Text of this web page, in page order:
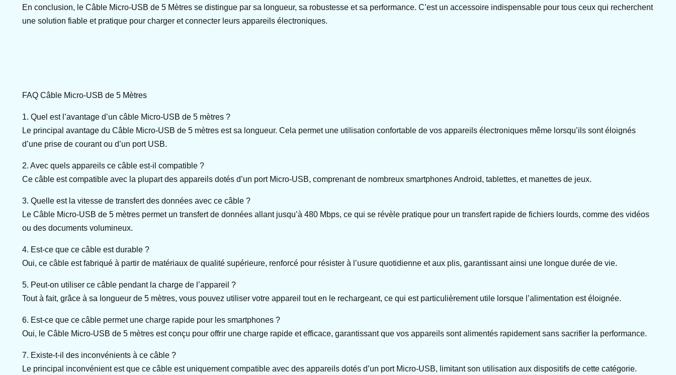
En conclusion, le Câble Micro-USB de 5 Mètres se distingue par sa longueur, sa robustesse et sa performance. C’est un accessoire indispensable pour tous ceux qui recherchent
une solution fiable et pratique pour charger et connecter leurs appareils électroniques.
FAQ Câble Micro-USB de 5 Mètres
1. Quel est l’avantage d’un câble Micro-USB de 5 mètres ?
Le principal avantage du Câble Micro-USB de 5 mètres est sa longueur. Cela permet une utilisation confortable de vos appareils électroniques même lorsqu’ils sont éloignés
d’une prise de courant ou d’un port USB.
2. Avec quels appareils ce câble est-il compatible ?
Ce câble est compatible avec la plupart des appareils dotés d’un port Micro-USB, comprenant de nombreux smartphones Android, tablettes, et manettes de jeux.
3. Quelle est la vitesse de transfert des données avec ce câble ?
Le Câble Micro-USB de 5 mètres permet un transfert de données allant jusqu’à 480 Mbps, ce qui se révèle pratique pour un transfert rapide de fichiers lourds, comme des vidéos
ou des documents volumineux.
4. Est-ce que ce câble est durable ?
Oui, ce câble est fabriqué à partir de matériaux de qualité supérieure, renforcé pour résister à l’usure quotidienne et aux plis, garantissant ainsi une longue durée de vie.
5. Peut-on utiliser ce câble pendant la charge de l’appareil ?
Tout à fait, grâce à sa longueur de 5 mètres, vous pouvez utiliser votre appareil tout en le rechargeant, ce qui est particulièrement utile lorsque l’alimentation est éloignée.
6. Est-ce que ce câble permet une charge rapide pour les smartphones ?
Oui, le Câble Micro-USB de 5 mètres est conçu pour offrir une charge rapide et efficace, garantissant que vos appareils sont alimentés rapidement sans sacrifier la performance.
7. Existe-t-il des inconvénients à ce câble ?
Le principal inconvénient est que ce câble est uniquement compatible avec des appareils dotés d’un port Micro-USB, limitant son utilisation aux dispositifs de cette catégorie.